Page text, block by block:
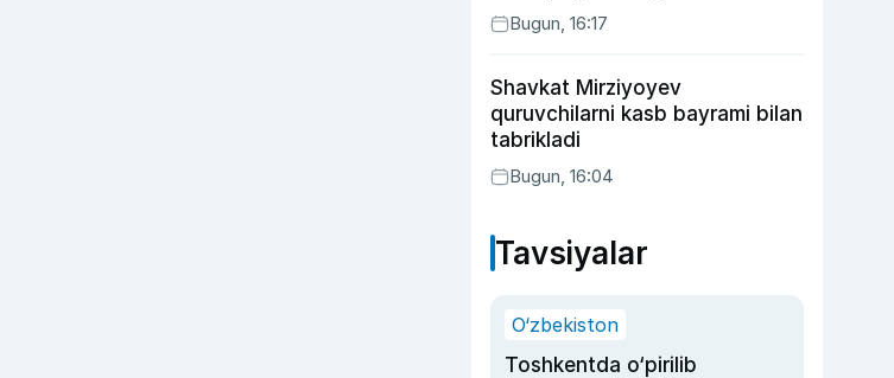
Bugun, 16:17
Shavkat Mirziyoyev
quruvchilarni kasb bayrami bilan
tabrikladi
Bugun, 16:04
Tavsiyalar
O‘zbekiston
Toshkentda o‘pirilib